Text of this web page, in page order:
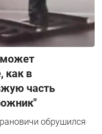
может
как в
часть
обрушился